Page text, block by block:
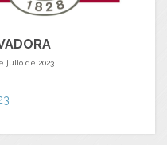
julio de 2023